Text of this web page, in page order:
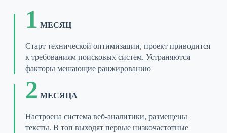
1 МЕСЯЦ
Старт технической оптимизации, проект приводится
к требованиям поисковых систем. Устраняются
факторы мешающие ранжированию
2 МЕСЯЦА
Настроена система веб-аналитики, размещены
тексты. В топ выходят первые низкочастотные